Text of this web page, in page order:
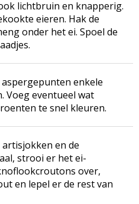
lichtbruin en knapperig.
eieren. Hak de
onder het ei. Spoel de
enkele
Voeg eventueel wat
te snel kleuren.
artisjokken en de
strooi er het ei-
over,
en lepel er de rest van